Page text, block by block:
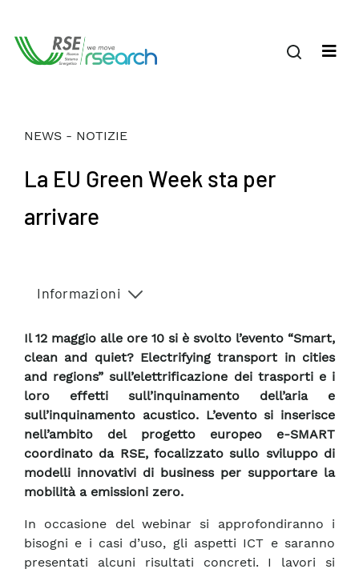
NEWS - NOTIZIE
La EU Green Week sta per
arrivare
Informazioni
Il 12 maggio alle ore 10 si è svolto l’evento “Smart,
clean and quiet? Electrifying transport in cities
and regions” sull’elettrificazione dei trasporti e i
loro effetti sull’inquinamento dell’aria e
sull’inquinamento acustico. L’evento si inserisce
nell’ambito del progetto europeo e-SMART
coordinato da RSE, focalizzato sullo sviluppo di
modelli innovativi di business per supportare la
mobilità a emissioni zero.
In occasione del webinar si approfondiranno i
bisogni e i casi d’uso, gli aspetti ICT e saranno
presentati alcuni risultati concreti. I lavori si